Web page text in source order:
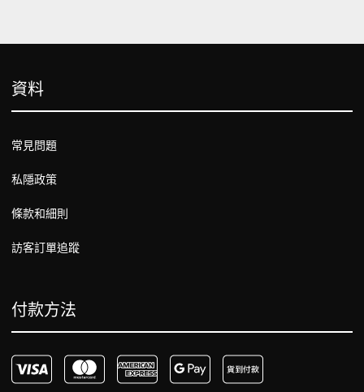
資料
常見問題
私隱政策
條款和細則
訪客訂單追蹤
付款方法